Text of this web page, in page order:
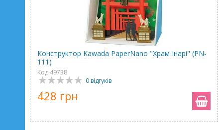
Конструктор Kawada PaperNano "Храм Інарі" (PN-
111)
Код 49738
0 відгуків
428 грн